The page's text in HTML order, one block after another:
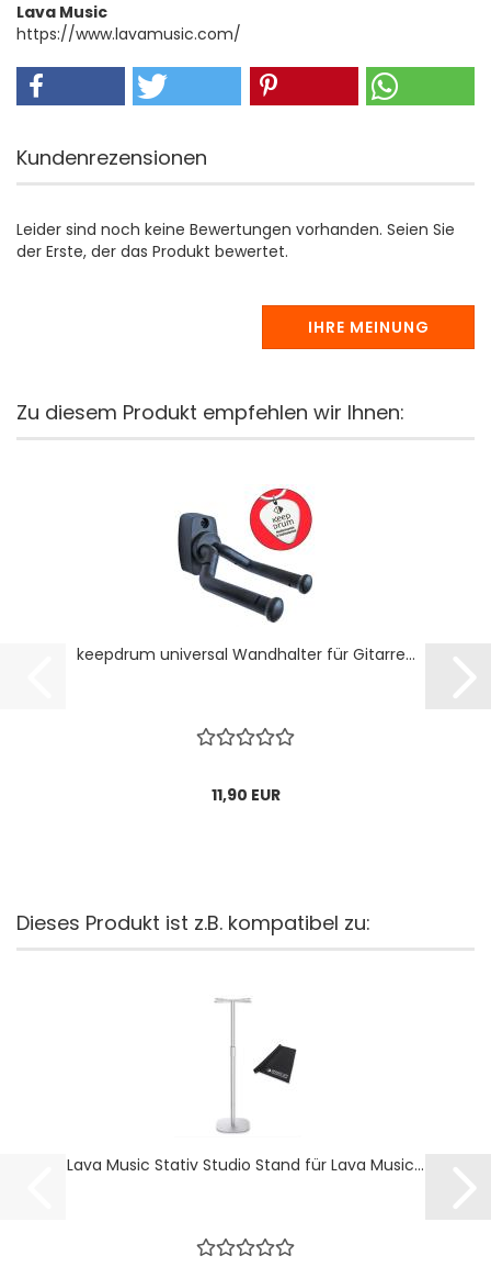
Lava Music
https://www.lavamusic.com/
Kundenrezensionen
Leider sind noch keine Bewertungen vorhanden. Seien Sie
der Erste, der das Produkt bewertet.
IHRE MEINUNG
Zu diesem Produkt empfehlen wir Ihnen:
keepdrum universal Wandhalter für Gitarre...
11,90 EUR
Dieses Produkt ist z.B. kompatibel zu:
Lava Music Stativ Studio Stand für Lava Music...